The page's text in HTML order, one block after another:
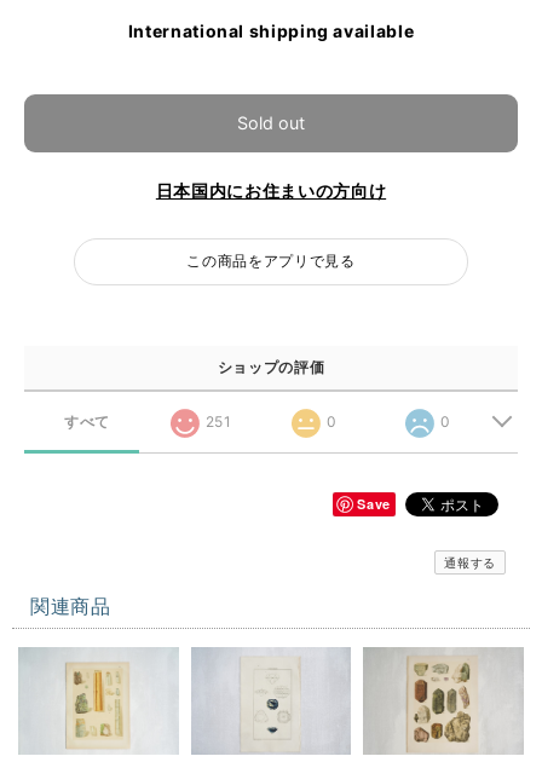
International shipping available
Sold out
日本国内にお住まいの方向け
この商品をアプリで見る
ショップの評価
すべて 251 0 0
Save
通報する
関連商品